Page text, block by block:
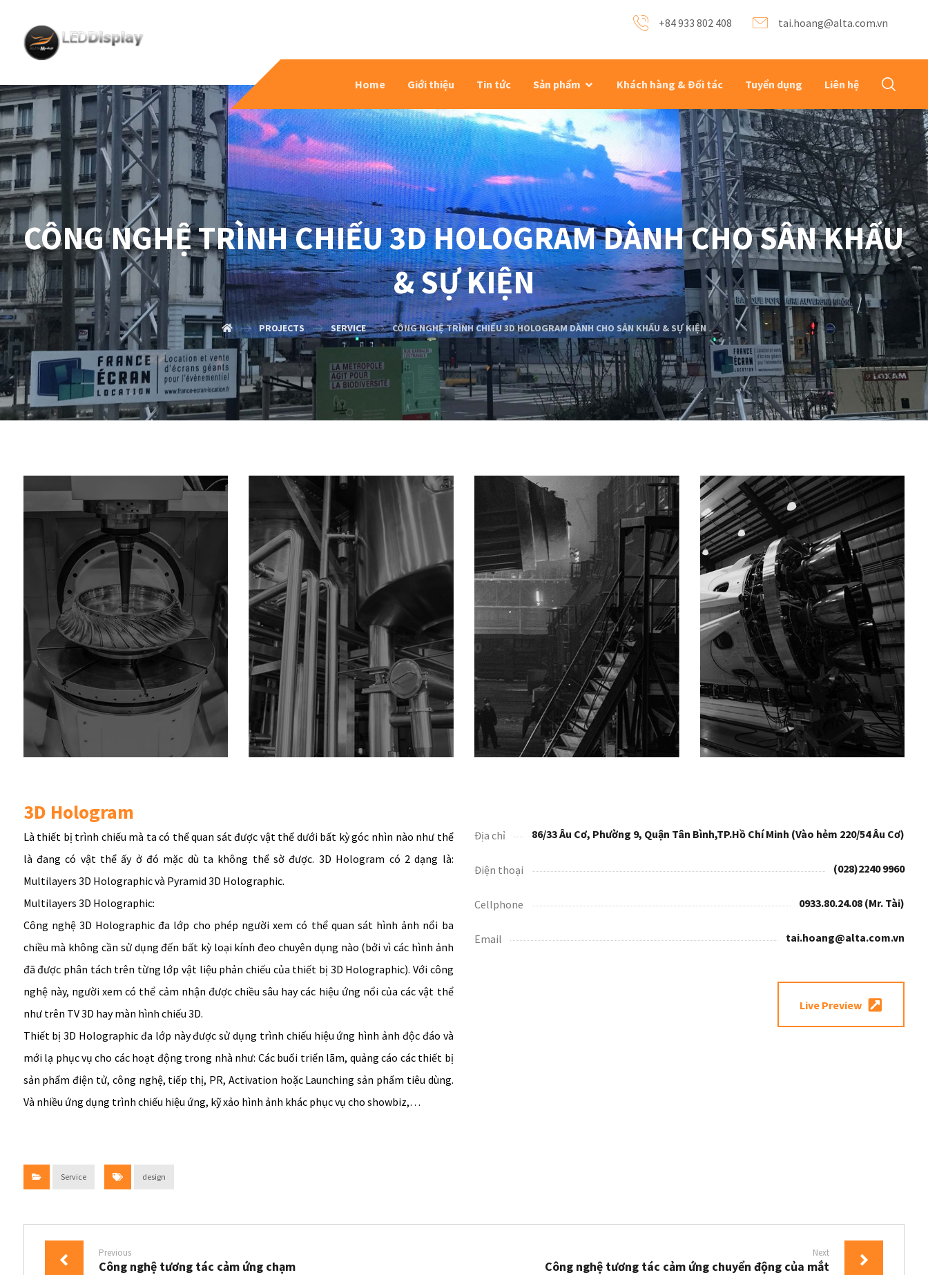
tai.hoang@alta.com.vn
+84 933 802 408
Home Giới thiệu Tin tức Sản phẩm Khách hàng & Đối tác Tuyển dụng Liên hệ
CÔNG NGHỆ TRÌNH CHIẾU 3D HOLOGRAM DÀNH CHO SÂN KHẤU
& SỰ KIỆN
PROJECTS SERVICE CÔNG NGHỆ TRÌNH CHIẾU 3D HOLOGRAM DÀNH CHO SÂN KHẤU & SỰ KIỆN
3D Hologram
Là thiết bị trình chiếu mà ta có thể quan sát được vật thể dưới bất kỳ góc nhìn nào như thể
là đang có vật thể ấy ở đó mặc dù ta không thể sờ được. 3D Hologram có 2 dạng là:
Multilayers 3D Holographic và Pyramid 3D Holographic.
Multilayers 3D Holographic:
Công nghệ 3D Holographic đa lớp cho phép người xem có thể quan sát hình ảnh nổi ba
chiều mà không cần sử dụng đến bất kỳ loại kính đeo chuyên dụng nào (bởi vì các hình ảnh
đã được phân tách trên từng lớp vật liệu phản chiếu của thiết bị 3D Holographic). Với công
nghệ này, người xem có thể cảm nhận được chiều sâu hay các hiệu ứng nổi của các vật thể
như trên TV 3D hay màn hình chiếu 3D.
Thiết bị 3D Holographic đa lớp này được sử dụng trình chiếu hiệu ứng hình ảnh độc đáo và
mới lạ phục vụ cho các hoạt động trong nhà như: Các buổi triển lãm, quảng cáo các thiết bị
sản phẩm điện tử, công nghệ, tiếp thị, PR, Activation hoặc Launching sản phẩm tiêu dùng.
Và nhiều ứng dụng trình chiếu hiệu ứng, kỹ xảo hình ảnh khác phục vụ cho showbiz,…
Địa chỉ 86/33 Âu Cơ, Phường 9, Quận Tân Bình,TP.Hồ Chí Minh (Vào hẻm 220/54 Âu Cơ)
Điện thoại (028)2240 9960
Cellphone 0933.80.24.08 (Mr. Tài)
Email tai.hoang@alta.com.vn
Live Preview
Service design
Previous
Công nghệ tương tác cảm ứng chạm
Next
Công nghệ tương tác cảm ứng chuyển động của mắt